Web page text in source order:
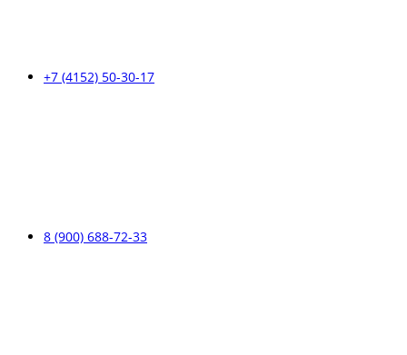
+7 (4152) 50-30-17
8 (900) 688-72-33